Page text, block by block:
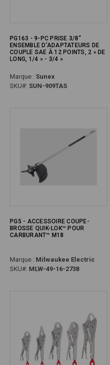
PG163 - 9-PC PRISE 3/8"
ENSEMBLE D’ADAPTATEURS DE
COUPLE SAE À 12 POINTS, 2 » DE
LONG, 1/4 » - 3/4 »
Marque : Sunex
SKU#: SUN-909TAS
PG5 - ACCESSOIRE COUPE-
BROSSE QUIK-LOK™ POUR
CARBURANT™ M18
Marque : Milwaukee Electric
SKU#: MLW-49-16-2738